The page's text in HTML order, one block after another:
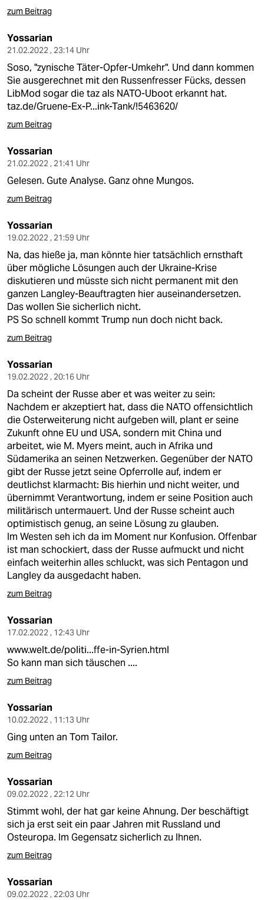
zum Beitrag
Yossarian
21.02.2022 , 23:14 Uhr
Soso, "zynische Täter-Opfer-Umkehr". Und dann kommen
Sie ausgerechnet mit den Russenfresser Fücks, dessen
LibMod sogar die taz als NATO-Uboot erkannt hat.
taz.de/Gruene-Ex-P...ink-Tank/!5463620/
zum Beitrag
Yossarian
21.02.2022 , 21:41 Uhr
Gelesen. Gute Analyse. Ganz ohne Mungos.
zum Beitrag
Yossarian
19.02.2022 , 21:59 Uhr
Na, das hieße ja, man könnte hier tatsächlich ernsthaft
über mögliche Lösungen auch der Ukraine-Krise
diskutieren und müsste sich nicht permanent mit den
ganzen Langley-Beauftragten hier auseinandersetzen.
Das wollen Sie sicherlich nicht.
PS So schnell kommt Trump nun doch nicht back.
zum Beitrag
Yossarian
19.02.2022 , 20:16 Uhr
Da scheint der Russe aber et was weiter zu sein:
Nachdem er akzeptiert hat, dass die NATO offensichtlich
die Osterweiterung nicht aufgeben will, plant er seine
Zukunft ohne EU und USA, sondern mit China und
arbeitet, wie M. Myers meint, auch in Afrika und
Südamerika an seinen Netzwerken. Gegenüber der NATO
gibt der Russe jetzt seine Opferrolle auf, indem er
deutlichst klarmacht: Bis hierhin und nicht weiter, und
übernimmt Verantwortung, indem er seine Position auch
militärisch untermauert. Und der Russe scheint auch
optimistisch genug, an seine Lösung zu glauben.
Im Westen seh ich da im Moment nur Konfusion. Offenbar
ist man schockiert, dass der Russe aufmuckt und nicht
einfach weiterhin alles schluckt, was sich Pentagon und
Langley da ausgedacht haben.
zum Beitrag
Yossarian
17.02.2022 , 12:43 Uhr
www.welt.de/politi...ffe-in-Syrien.html
So kann man sich täuschen ....
zum Beitrag
Yossarian
10.02.2022 , 11:13 Uhr
Ging unten an Tom Tailor.
zum Beitrag
Yossarian
09.02.2022 , 22:12 Uhr
Stimmt wohl, der hat gar keine Ahnung. Der beschäftigt
sich ja erst seit ein paar Jahren mit Russland und
Osteuropa. Im Gegensatz sicherlich zu Ihnen.
zum Beitrag
Yossarian
09.02.2022 , 22:03 Uhr